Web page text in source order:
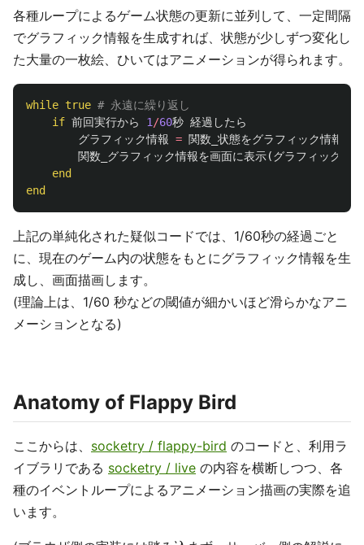
各種ループによるゲーム状態の更新に並列して、一定間隔
でグラフィック情報を生成すれば、状態が少しずつ変化し
た大量の一枚絵、ひいてはアニメーションが得られます。
while true # 永遠に繰り返し
if 前回実行から 1 /60秒 経過したら
グラフィック情報 = 関数_状態をグラフィック情報に
関数_グラフィック情報を画面に表示(グラフィック情報
end
end
上記の単純化された疑似コードでは、1/60秒の経過ごと
に、現在のゲーム内の状態をもとにグラフィック情報を生
成し、画面描画します。
(理論上は、1/60 秒などの閾値が細かいほど滑らかなアニ
メーションとなる)
Anatomy of Flappy Bird
ここからは、 socketry / flappy-bird のコードと、利用ラ
イブラリである socketry / live の内容を横断しつつ、各
種のイベントループによるアニメーション描画の実際を追
います。